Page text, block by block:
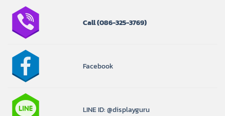
Call(086-325-3769)
Facebook
LINE ID: @displayguru